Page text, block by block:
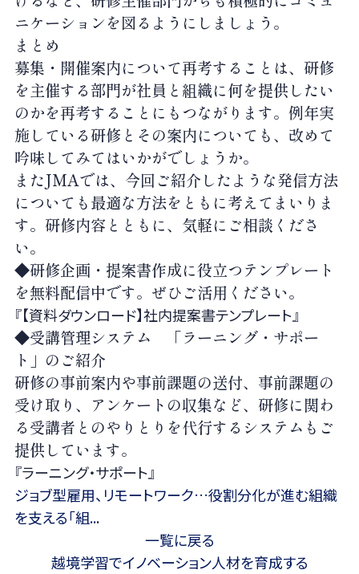
ニケーションを図るようにしましょう。
まとめ
募集・開催案内について再考することは、研修
を主催する部門が社員と組織に何を提供したい
のかを再考することにもつながります。例年実
施している研修とその案内についても、改めて
吟味してみてはいかがでしょうか。
またJMAでは、今回ご紹介したような発信方法
についても最適な方法をともに考えてまいりま
す。研修内容とともに、気軽にご相談くださ
い。
◆研修企画・提案書作成に役立つテンプレート
を無料配信中です。ぜひご活用ください。
『【資料ダウンロード】社内提案書テンプレート』
◆受講管理システム 「ラーニング・サポー
ト」のご紹介
研修の事前案内や事前課題の送付、事前課題の
受け取り、アンケートの収集など、研修に関わ
る受講者とのやりとりを代行するシステムもご
提供しています。
『ラーニング・サポート』
ジョブ型雇用、リモートワーク…役割分化が進む組織
を支える「組...
一覧に戻る
越境学習でイノベーション人材を育成する